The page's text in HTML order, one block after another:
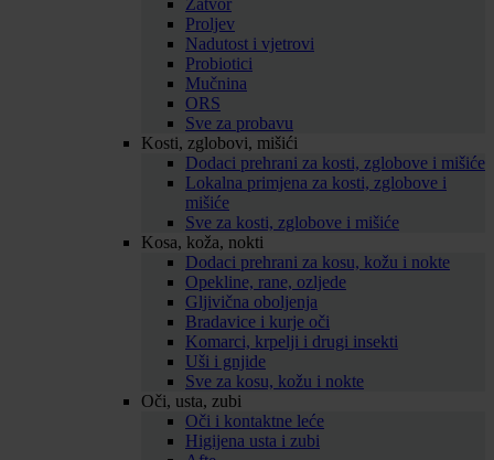
Zatvor
Proljev
Nadutost i vjetrovi
Probiotici
Mučnina
ORS
Sve za probavu
Kosti, zglobovi, mišići
Dodaci prehrani za kosti, zglobove i mišiće
Lokalna primjena za kosti, zglobove i
mišiće
Sve za kosti, zglobove i mišiće
Kosa, koža, nokti
Dodaci prehrani za kosu, kožu i nokte
Opekline, rane, ozljede
Gljivična oboljenja
Bradavice i kurje oči
Komarci, krpelji i drugi insekti
Uši i gnjide
Sve za kosu, kožu i nokte
Oči, usta, zubi
Oči i kontaktne leće
Higijena usta i zubi